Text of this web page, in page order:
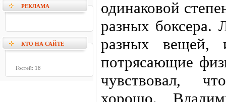
РЕКЛАМА
КТО НА САЙТЕ
Гостей: 18
одинаковой
разных боксера.
разных вещей,
потрясающие
чувствовал,
хорошо.